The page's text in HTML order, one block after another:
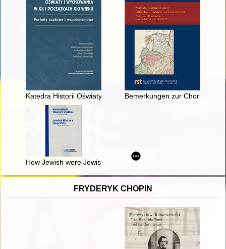
Katedra Historii Oświaty i Wychowania w Akademii
Bemerkungen zur
How Jewish were Jewish communists?
FRYDERYK CHOPIN